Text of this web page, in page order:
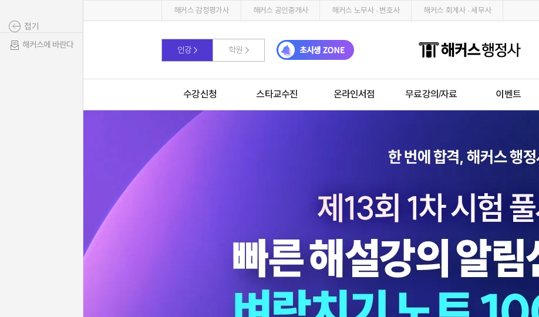
해커스 감정평가사 해커스 공인중개사 해커스 노무사 · 변호사 해커스 회계사 · 세무사
인강 학원
수강신청 스타교수진 온라인서점 무료강의/자료 이벤트
접기
해커스에 바란다